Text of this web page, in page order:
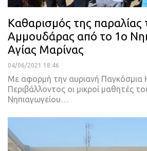
Καθαρισμός της παραλίας
Αμμουδάρας από το 1ο
Αγίας Μαρίνας
04/06/2021 18:46
Με αφορμή την αυριανή Παγκόσμια
Περιβάλλοντος οι μικροί μαθητές
Νηπιαγωγείου…